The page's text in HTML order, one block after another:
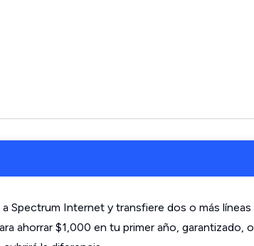
a Spectrum Internet y transfiere dos o más líneas
ahorrar $1,000 en tu primer año, garantizado, o